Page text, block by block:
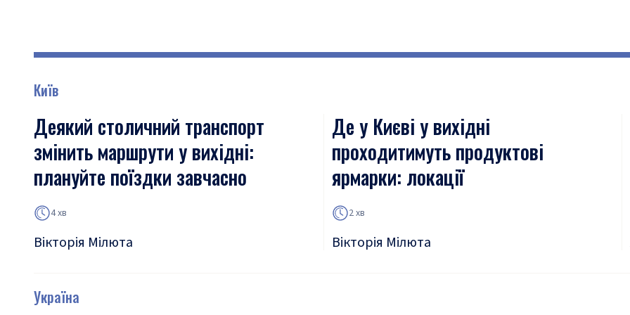
Київ
Деякий столичний транспорт
змінить маршрути у вихідні:
плануйте поїздки завчасно
4 хв
Вікторія Мілюта
Де у Києві у вихідні
проходитимуть продуктові
ярмарки: локації
2 хв
Вікторія Мілюта
Україна